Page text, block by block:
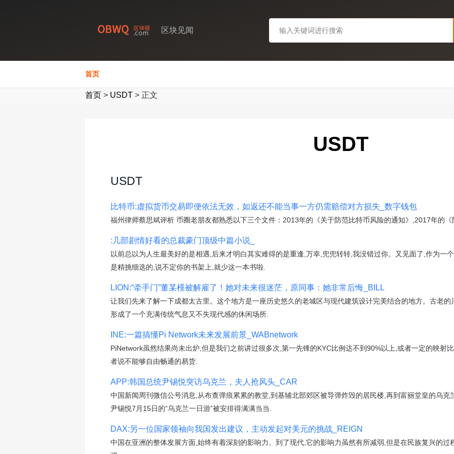
区块见闻
首页
首页 > USDT > 正文
USDT
USDT
比特币:虚拟货币交易即便依法无效，如返还不能当事一方仍需赔偿对方损失_数字钱包
福州律师蔡思斌评析 币圈老朋友都熟悉以下三个文件：2013年的《关于防范比特币风险的通知》,2017年的
:几部剧情好看的总裁豪门顶级中篇小说_
以前总以为人生最美好的是相遇,后来才明白其实难得的是重逢,万幸,兜兜转转,我没错过你。又见面了,作为一
是精挑细选的,说不定你的书架上,就少这一本书啦.
LION:“牵手门”董某槿被解雇了！她对未来很迷茫，原同事：她非常后悔_BILL
让我们先来了解一下成都太古里。这个地方是一座历史悠久的老城区与现代建筑设计完美结合的地方。古老
形成了一个充满传统气息又不失现代感的休闲场所.
INE:一篇搞懂Pi Network未来发展前景_WABnetwork
PiNetwork虽然结果尚未出炉,但是我们之前讲过很多次,第一先锋的KYC比例达不到90%以上,或者一定的映射
者说不能够自由畅通的易货.
APP:韩国总统尹锡悦突访乌克兰，夫人抢风头_CAR
中国新闻周刊微信公号消息,从布查弹痕累累的教堂,到基辅北部郊区被导弹炸毁的居民楼,再到富丽堂皇的乌
尹锡悦7月15日的“乌克兰一日游”被安排得满满当当.
DAX:另一位国家领袖向我国发出建议，主动发起对美元的挑战_REIGN
中国在亚洲的整体发展方面,始终有着深刻的影响力。到了现代,它的影响力虽然有所减弱,但是在民族复兴的